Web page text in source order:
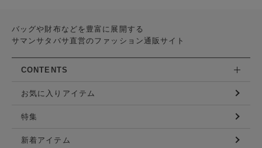
バッグや財布などを豊富に展開する
サマンサタバサ直営のファッション通販サイト
CONTENTS
お気に入りアイテム
特集
新着アイテム